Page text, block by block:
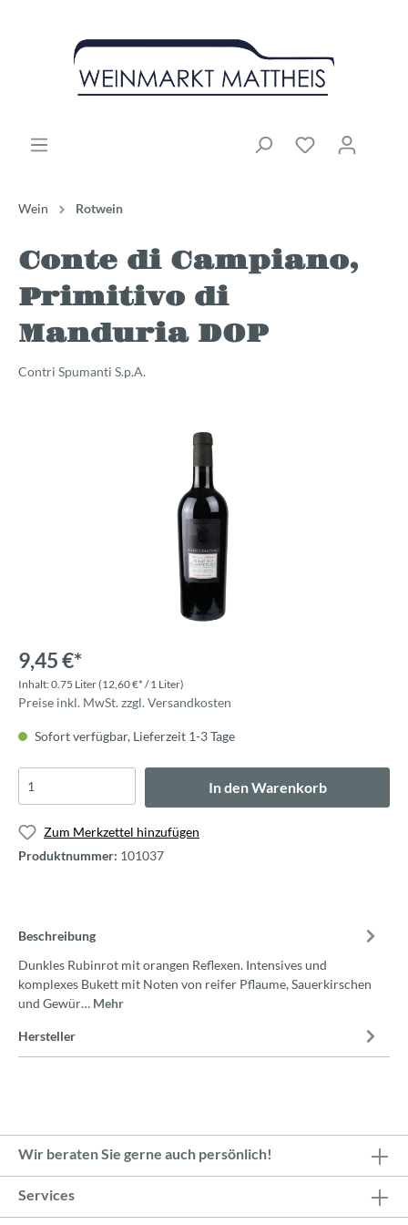
Wein Rotwein
Conte di Campiano,
Primitivo di
Manduria DOP
Contri Spumanti S.p.A.
9,45 €*
Inhalt:0.75 Liter(12,60 €* / 1 Liter)
Preise inkl. MwSt. zzgl. Versandkosten
Sofort verfügbar, Lieferzeit 1-3 Tage
In den Warenkorb
Zum Merkzettel hinzufügen
Produktnummer: 101037
Beschreibung
Dunkles Rubinrot mit orangen Reflexen. Intensives und
komplexes Bukett mit Noten von reifer Pflaume, Sauerkirschen
und Gewür… Mehr
Hersteller
Wir beraten Sie gerne auch persönlich!
Services